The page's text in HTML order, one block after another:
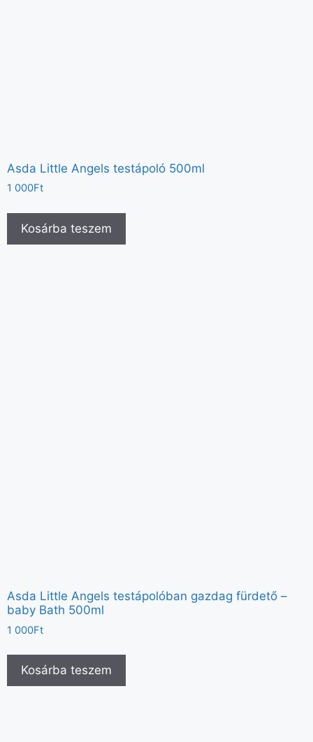
Asda Little Angels testápoló 500ml
1 000Ft
Kosárba teszem
Asda Little Angels testápolóban gazdag fürdető –
baby Bath 500ml
1 000Ft
Kosárba teszem